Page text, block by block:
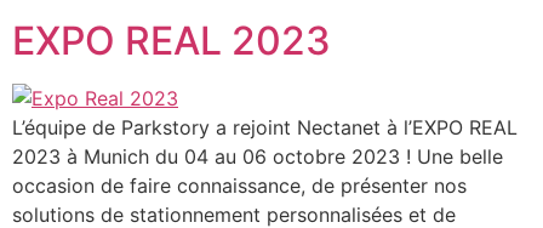
EXPO REAL 2023
L’équipe de Parkstory a rejoint Nectanet à l’EXPO REAL
2023 à Munich du 04 au 06 octobre 2023 ! Une belle
occasion de faire connaissance, de présenter nos
solutions de stationnement personnalisées et de